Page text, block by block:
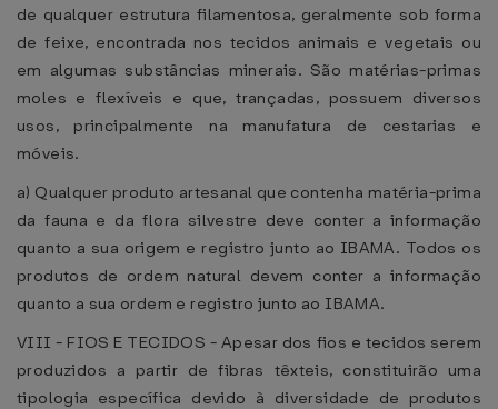
de qualquer estrutura filamentosa, geralmente sob forma
de feixe, encontrada nos tecidos animais e vegetais ou
em algumas substâncias minerais. São matérias-primas
moles e flexíveis e que, trançadas, possuem diversos
usos, principalmente na manufatura de cestarias e
móveis.
a) Qualquer produto artesanal que contenha matéria-prima
da fauna e da flora silvestre deve conter a informação
quanto a sua origem e registro junto ao IBAMA. Todos os
produtos de ordem natural devem conter a informação
quanto a sua ordem e registro junto ao IBAMA.
VIII - FIOS E TECIDOS - Apesar dos fios e tecidos serem
produzidos a partir de fibras têxteis, constituirão uma
tipologia específica devido à diversidade de produtos